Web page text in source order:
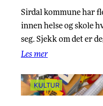
Sirdal kommune har
innen helse og skole
seg. Sjekk om det er
Les mer
KULTUR